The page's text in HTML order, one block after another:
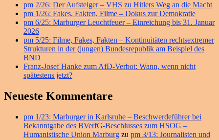
Widget-
Bereich
pm 2/26: Der Aufsteiger – VHS zu Hitlers Weg an die Macht
pm 1/26: Fakes, Fakten, Filme – Dokus zur Demokratie
pm 6/25: Marburger Leuchtfeuer – Einreichung bis 31. Januar
2026
pm 5/25: Filme, Fakes, Fakten – Kontinuitäten rechtsextremer
Strukturen in der (jungen) Bundesrepublik am Beispiel des
BND
Franz-Josef Hanke zum AfD-Verbot: Wann, wenn nicht
spätestens jetzt?
Neueste Kommentare
pm 1/23: Marburger in Karlsruhe – Beschwerdeführer bei
Bekanntgabe des BVerfG-Beschlusses zum HSOG –
Humanistische Union Marburg zu pm 3/13: Journalisten und